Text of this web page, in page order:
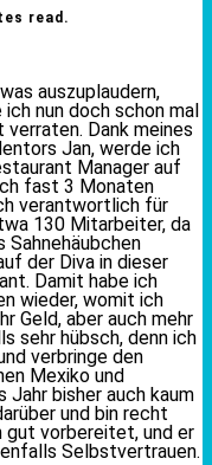
read.
auszuplaudern,
nun doch schon mal
Dank meines
Jan, werde ich
Manager auf
fast 3 Monaten
verantwortlich für
130 Mitarbeiter, da
Sahnehäubchen
der Diva in dieser
Damit habe ich
wieder, womit ich
Geld, aber auch mehr
sehr hübsch, denn ich
verbringe den
Mexiko und
bisher auch kaum
und bin recht
gut vorbereitet, und er
Selbstvertrauen.